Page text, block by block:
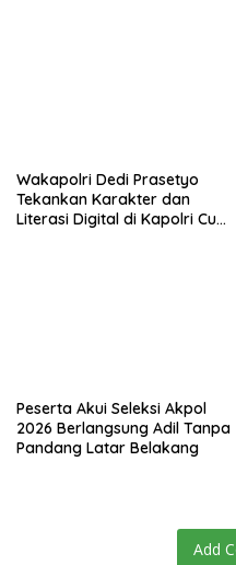
Wakapolri Dedi Prasetyo
Tekankan Karakter dan
Literasi Digital di Kapolri Cup
Peserta Akui Seleksi Akpol
2026 Berlangsung Adil Tanpa
Pandang Latar Belakang
Add